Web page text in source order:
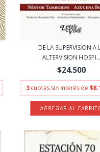
DE LA SUPERVISION A
ALTERVISION HOSPI...
$24.500
3 cuotas sin interés de